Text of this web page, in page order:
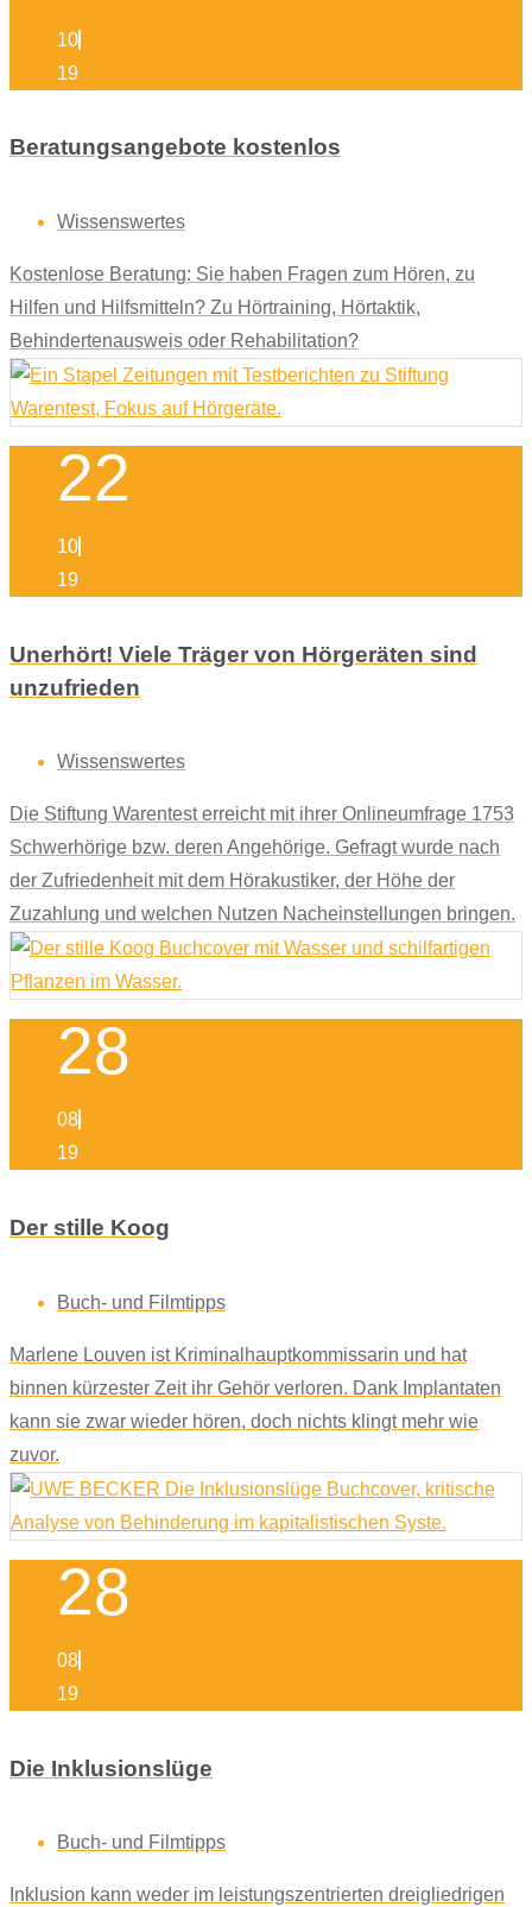
10
19
Beratungsangebote kostenlos
Wissenswertes
Kostenlose Beratung: Sie haben Fragen zum Hören, zu
Hilfen und Hilfsmitteln? Zu Hörtraining, Hörtaktik,
Behindertenausweis oder Rehabilitation?
22
10
19
Unerhört! Viele Träger von Hörgeräten sind
unzufrieden
Wissenswertes
Die Stiftung Warentest erreicht mit ihrer Onlineumfrage 1753
Schwerhörige bzw. deren Angehörige. Gefragt wurde nach
der Zufriedenheit mit dem Hörakustiker, der Höhe der
Zuzahlung und welchen Nutzen Nacheinstellungen bringen.
28
08
19
Der stille Koog
Buch- und Filmtipps
Marlene Louven ist Kriminalhauptkommissarin und hat
binnen kürzester Zeit ihr Gehör verloren. Dank Implantaten
kann sie zwar wieder hören, doch nichts klingt mehr wie
zuvor.
28
08
19
Die Inklusionslüge
Buch- und Filmtipps
Inklusion kann weder im leistungszentrierten dreigliedrigen